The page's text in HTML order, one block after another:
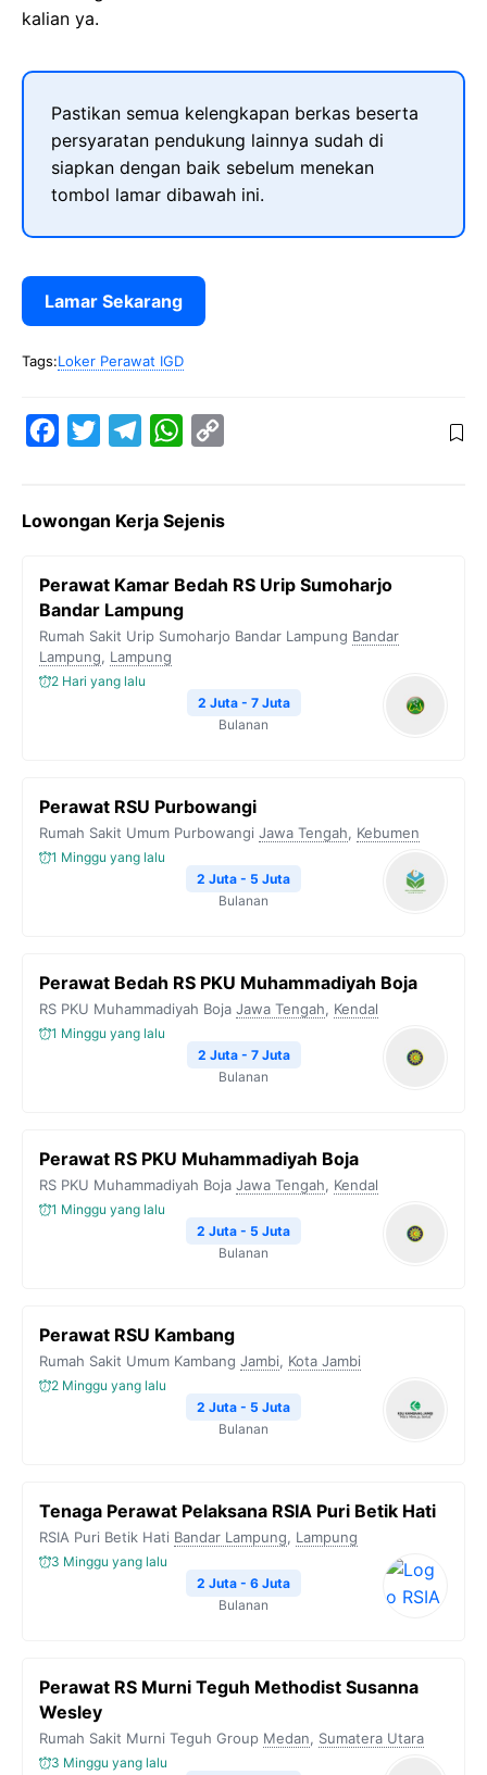
kalian ya.
Pastikan semua kelengkapan berkas beserta
persyaratan pendukung lainnya sudah di
siapkan dengan baik sebelum menekan
tombol lamar dibawah ini.
Lamar Sekarang
Tags:Loker Perawat IGD
e
o
k
t
e
e
r
a
m
W
t
A
y
i
Lowongan Kerja Sejenis
Perawat Kamar Bedah RS Urip Sumoharjo
Bandar Lampung
Rumah Sakit Urip Sumoharjo Bandar Lampung Bandar
Lampung, Lampung
2 Hari yang lalu
2 Juta - 7 Juta
Bulanan
Perawat RSU Purbowangi
Rumah Sakit Umum Purbowangi Jawa Tengah, Kebumen
1 Minggu yang lalu
2 Juta - 5 Juta
Bulanan
Perawat Bedah RS PKU Muhammadiyah Boja
RS PKU Muhammadiyah Boja Jawa Tengah, Kendal
1 Minggu yang lalu
2 Juta - 7 Juta
Bulanan
Perawat RS PKU Muhammadiyah Boja
RS PKU Muhammadiyah Boja Jawa Tengah, Kendal
1 Minggu yang lalu
2 Juta - 5 Juta
Bulanan
Perawat RSU Kambang
Rumah Sakit Umum Kambang Jambi, Kota Jambi
2 Minggu yang lalu
2 Juta - 5 Juta
Bulanan
Tenaga Perawat Pelaksana RSIA Puri Betik Hati
RSIA Puri Betik Hati Bandar Lampung, Lampung
3 Minggu yang lalu
2 Juta - 6 Juta
Bulanan
Perawat RS Murni Teguh Methodist Susanna
Wesley
Rumah Sakit Murni Teguh Group Medan, Sumatera Utara
3 Minggu yang lalu